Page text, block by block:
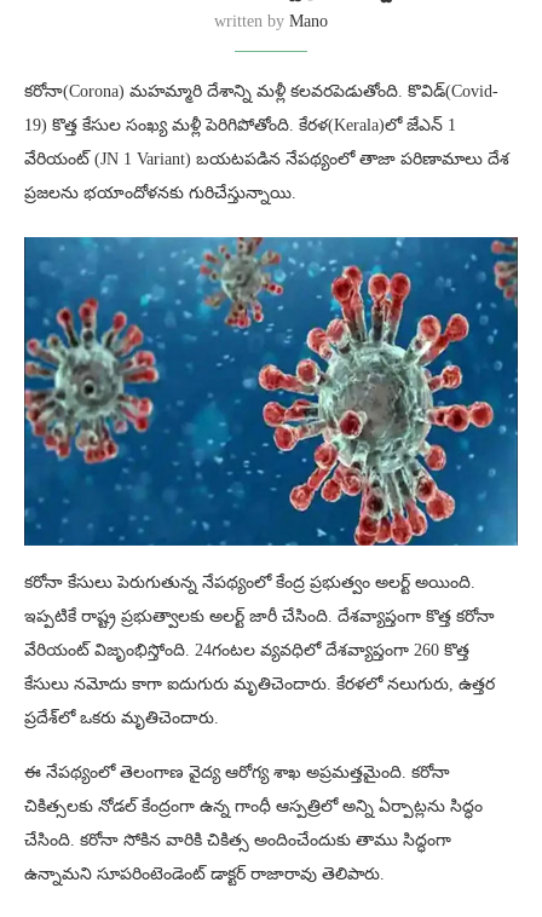
written by Mano
కరోనా(Corona) మహమ్మారి దేశాన్ని మళ్లీ కలవరపెడుతోంది. కొవిడ్(Covid-
19) కొత్త కేసుల సంఖ్య మళ్లీ పెరిగిపోతోంది. కేరళ(Kerala)లో జేఎన్ 1
వేరియంట్ (JN 1 Variant) బయటపడిన నేపథ్యంలో తాజా పరిణామాలు దేశ
ప్రజలను భయాందోళనకు గురిచేస్తున్నాయి.
కరోనా కేసులు పెరుగుతున్న నేపథ్యంలో కేంద్ర ప్రభుత్వం అలర్ట్ అయింది.
ఇప్పటికే రాష్ట్ర ప్రభుత్వాలకు అలర్ట్ జారీ చేసింది. దేశవ్యాప్తంగా కొత్త కరోనా
వేరియంట్ విజృంభిస్తోంది. 24గంటల వ్యవధిలో దేశవ్యాప్తంగా 260 కొత్త
కేసులు నమోదు కాగా ఐదుగురు మృతిచెందారు. కేరళలో నలుగురు, ఉత్తర
ప్రదేశ్‌లో ఒకరు మృతిచెందారు.
ఈ నేపథ్యంలో తెలంగాణ వైద్య ఆరోగ్య శాఖ అప్రమత్తమైంది. కరోనా
చికిత్సలకు నోడల్ కేంద్రంగా ఉన్న గాంధీ ఆస్పత్రిలో అన్ని ఏర్పాట్లను సిద్ధం
చేసింది. కరోనా సోకిన వారికి చికిత్స అందించేందుకు తాము సిద్ధంగా
ఉన్నామని సూపరింటెండెంట్ డాక్టర్ రాజారావు తెలిపారు.